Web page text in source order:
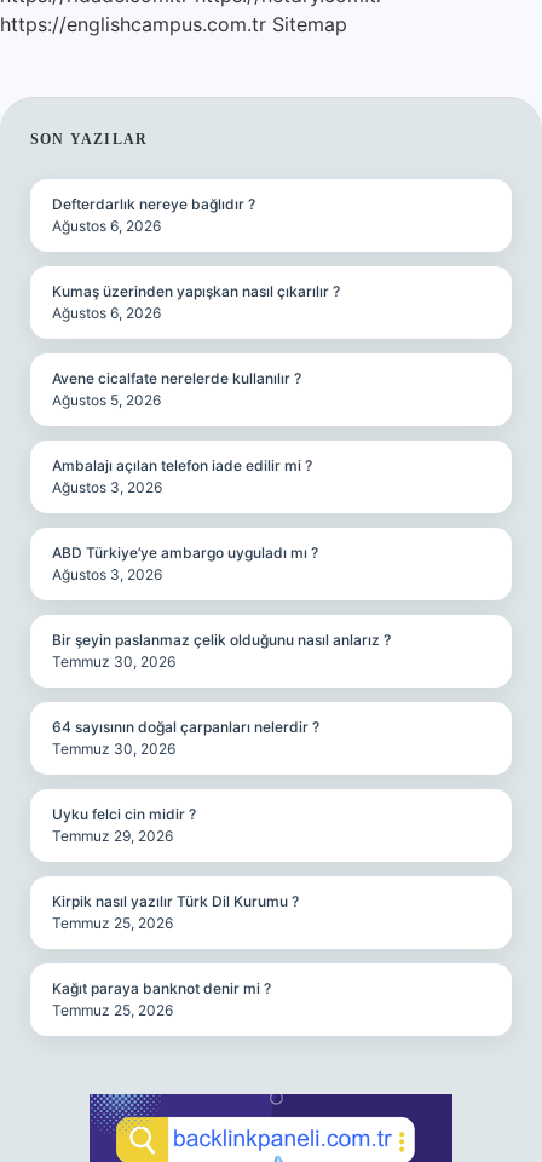
https://englishcampus.com.tr Sitemap
SIDEBAR
SON YAZILAR
Defterdarlık nereye bağlıdır ?
Ağustos 6, 2026
Kumaş üzerinden yapışkan nasıl çıkarılır ?
Ağustos 6, 2026
Avene cicalfate nerelerde kullanılır ?
Ağustos 5, 2026
Ambalajı açılan telefon iade edilir mi ?
Ağustos 3, 2026
ABD Türkiye’ye ambargo uyguladı mı ?
Ağustos 3, 2026
Bir şeyin paslanmaz çelik olduğunu nasıl anlarız ?
Temmuz 30, 2026
64 sayısının doğal çarpanları nelerdir ?
Temmuz 30, 2026
Uyku felci cin midir ?
Temmuz 29, 2026
Kirpik nasıl yazılır Türk Dil Kurumu ?
Temmuz 25, 2026
Kağıt paraya banknot denir mi ?
Temmuz 25, 2026